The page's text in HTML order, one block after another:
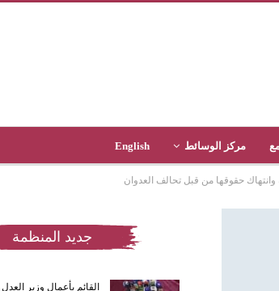
مركز الوسائط English
حقوقها من قبل تحالف العدوان
جديد المنظمة
القائم بأعمال وزير